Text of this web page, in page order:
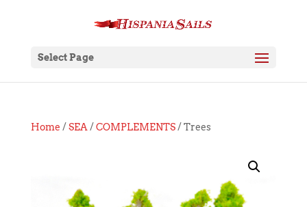
Select Page
Home / SEA / COMPLEMENTS/ Trees